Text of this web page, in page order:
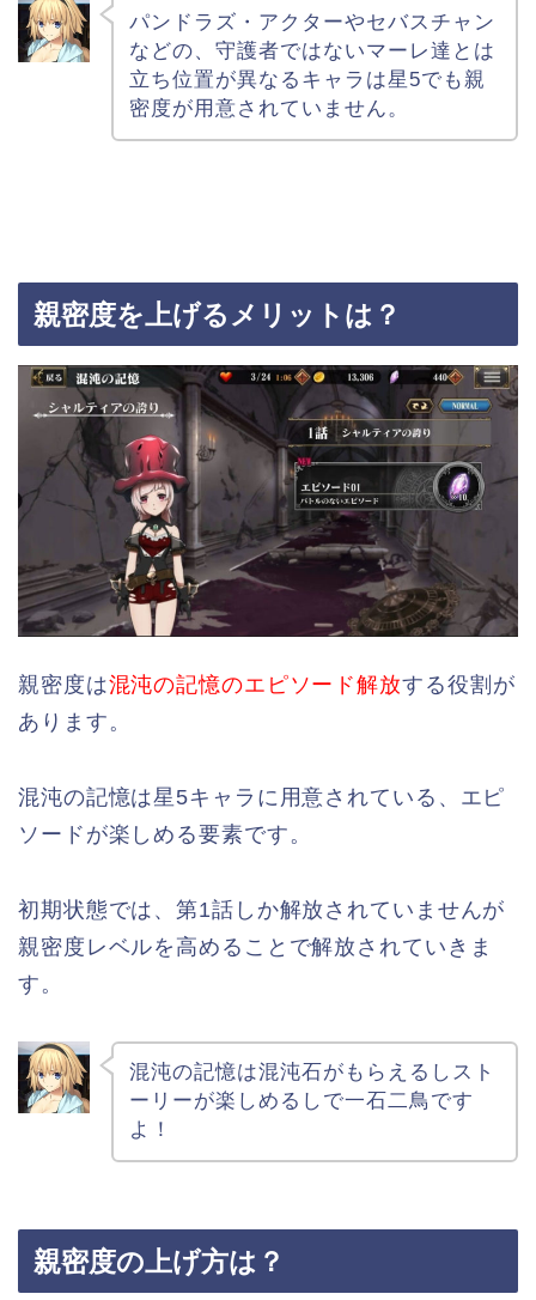
パンドラズ・アクターやセバスチャン
などの、守護者ではないマーレ達とは
立ち位置が異なるキャラは星5でも親
密度が用意されていません。
親密度を上げるメリットは？
親密度は混沌の記憶のエピソード解放する役割が
あります。
混沌の記憶は星5キャラに用意されている、エピ
ソードが楽しめる要素です。
初期状態では、第1話しか解放されていませんが
親密度レベルを高めることで解放されていきま
す。
混沌の記憶は混沌石がもらえるしスト
ーリーが楽しめるしで一石二鳥です
よ！
親密度の上げ方は？